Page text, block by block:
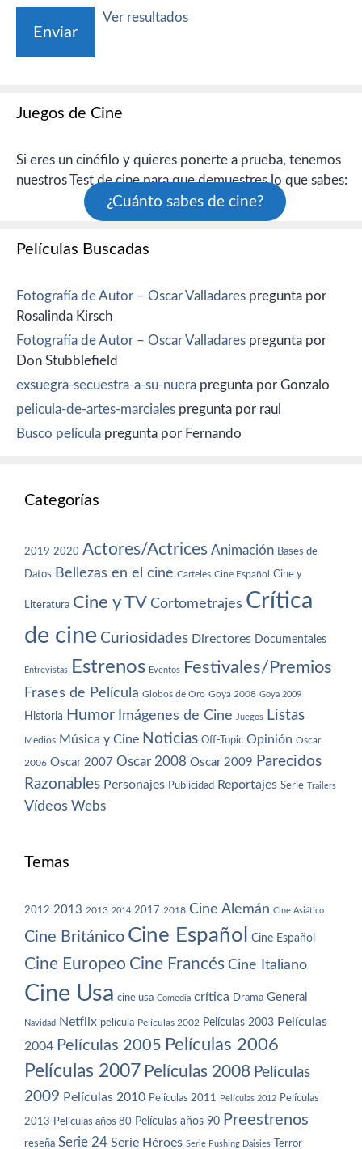
Ver resultados
Juegos de Cine
Si eres un cinéfilo y quieres ponerte a prueba, tenemos
nuestros Test de cine para que demuestres lo que sabes:
¿Cuánto sabes de cine?
Películas Buscadas
Fotografía de Autor – Oscar Valladares pregunta por
Rosalinda Kirsch
Fotografía de Autor – Oscar Valladares pregunta por
Don Stubblefield
exsuegra-secuestra-a-su-nuera pregunta por Gonzalo
pelicula-de-artes-marciales pregunta por raul
Busco película pregunta por Fernando
Categorías
2019 2020 Actores/Actrices Animación Bases de
Datos Bellezas en el cine Carteles Cine Español Cine y
Literatura Cine y TV Cortometrajes Crítica
de cine Curiosidades Directores Documentales
Entrevistas Estrenos Eventos Festivales/Premios
Frases de Película Globos de Oro Goya 2008 Goya 2009
Historia Humor Imágenes de Cine Juegos Listas
Medios Música y Cine Noticias Off-Topic Opinión Oscar
2006 Oscar 2007 Oscar 2008 Oscar 2009 Parecidos
Razonables Personajes Publicidad Reportajes Serie Trailers
Vídeos Webs
Temas
2012 2013 2013 2014 2017 2018 Cine Alemán Cine Asiático
Cine Británico Cine Español Cine Español
Cine Europeo Cine Francés Cine Italiano
Cine Usa cine usa Comedia crítica Drama General
Navidad Netflix película Películas 2002 Películas 2003 Películas
2004 Películas 2005 Películas 2006
Películas 2007 Películas 2008 Películas
2009 Películas 2010 Películas 2011 Películas 2012 Películas
2013 Películas años 80 Películas años 90 Preestrenos
reseña Serie 24 Serie Héroes Serie Pushing Daisies Terror